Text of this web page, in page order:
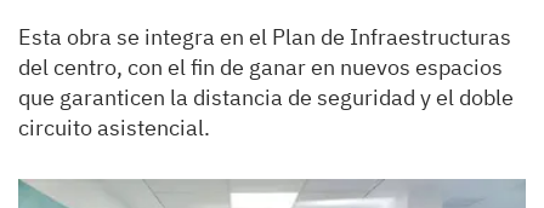
Esta obra se integra en el Plan de Infraestructuras
del centro, con el fin de ganar en nuevos espacios
que garanticen la distancia de seguridad y el doble
circuito asistencial.